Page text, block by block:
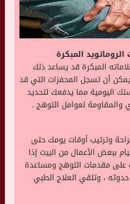
المبكرة
المبكرة قد يساعد ذلك
أن تسجل المحفزات التي قد
اليومية مما يدفعك لتحديد
والمقاومة لعوامل التوهج .
وترتيب أوقات يومك حتى
ببعض الأعمال من البيت إذا
على مقدمات التوهج ومساعدة
حدوثه ، وتلقي العلاج الطبي